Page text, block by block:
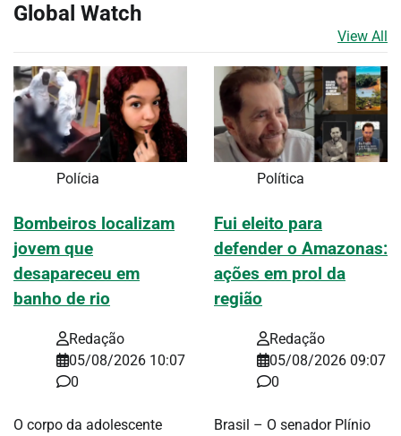
Global Watch
View All
Polícia
Bombeiros localizam
jovem que
desapareceu em
banho de rio
Redação
05/08/2026 10:07
0
O corpo da adolescente
Política
Fui eleito para
defender o Amazonas:
ações em prol da
região
Redação
05/08/2026 09:07
0
Brasil – O senador Plínio